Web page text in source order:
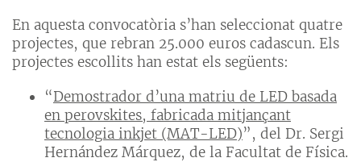
En aquesta convocatòria s’han seleccionat quatre
projectes, que rebran 25.000 euros cadascun. Els
projectes escollits han estat els següents:
“Demostrador d’una matriu de LED basada
en perovskites, fabricada mitjançant
tecnologia inkjet (MAT-LED)”, del Dr. Sergi
Hernández Márquez, de la Facultat de Física.